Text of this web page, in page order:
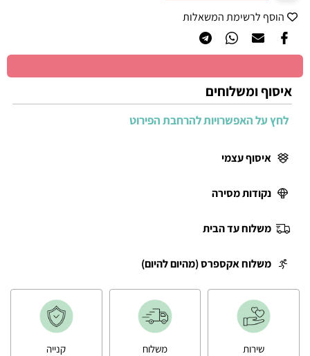
הוסף לרשימת המשאלות
איסוף ומשלוחים
לחץ על האפשרויות להרחבת הפירוט
איסוף עצמי
נקודות מסירה
משלוח עד הבית
משלוח אקספרס (מהיום להיום)
שירות
משלוח
קנייה